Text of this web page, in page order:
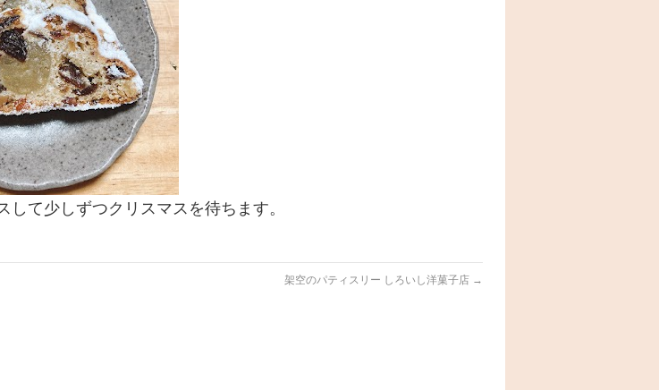
して少しずつクリスマスを待ちます。
架空のパティスリー しろいし洋菓子店 →